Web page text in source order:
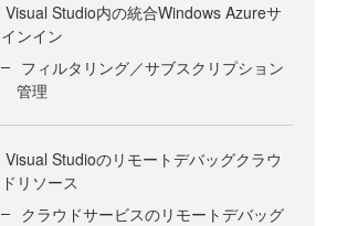
Visual Studio内の統合Windows Azureサ
インイン
フィルタリング／サブスクリプション
管理
Visual Studioのリモートデバッグクラウ
ドリソース
クラウドサービスのリモートデバッグ